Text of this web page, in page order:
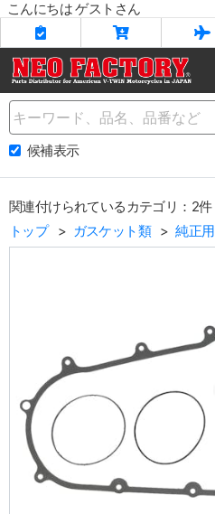
こんにちは ゲストさん
Name
候補表示
関連付けられているカテゴリ：2件
トップ
ガスケット類 純正用